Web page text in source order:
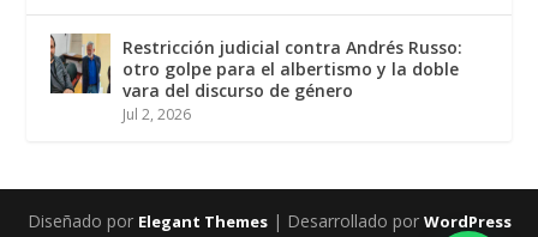
Restricción judicial contra Andrés Russo:
otro golpe para el albertismo y la doble
vara del discurso de género
Jul 2, 2026
Diseñado por Elegant Themes| Desarrollado por WordPress